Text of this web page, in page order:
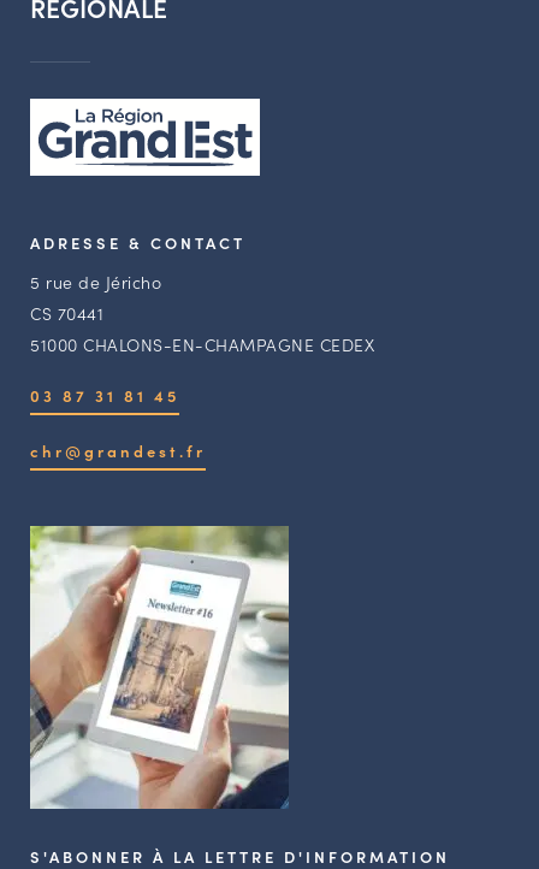
RÉGIONALE
ADRESSE & CONTACT
5 rue de Jéricho
CS 70441
51000 CHALONS-EN-CHAMPAGNE CEDEX
03 87 31 81 45
chr@grandest.fr
S'ABONNER À LA LETTRE D'INFORMATION